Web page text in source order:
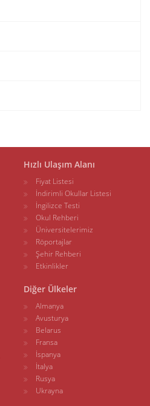
Hızlı Ulaşım Alanı
Fiyat Listesi
İndirimli Okullar Listesi
İngilizce Testi
Okul Rehberi
Üniversitelerimiz
Röportajlar
Şehir Rehberi
Etkinlikler
Diğer Ülkeler
Almanya
Avusturya
Belarus
Fransa
İspanya
İtalya
Rusya
Ukrayna